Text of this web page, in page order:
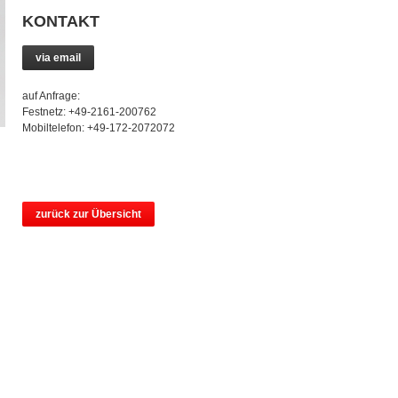
KONTAKT
via email
auf Anfrage:
Festnetz: +49-2161-200762
Mobiltelefon: +49-172-2072072
zurück zur Übersicht